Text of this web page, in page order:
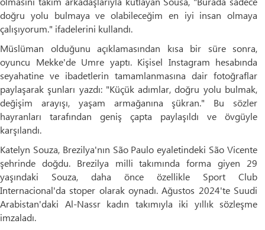
doğru yolu bulmaya ve olabileceğim en iyi insan olmaya
çalışıyorum." ifadelerini kullandı.
Müslüman olduğunu açıklamasından kısa bir süre sonra,
oyuncu Mekke'de Umre yaptı. Kişisel Instagram hesabında
seyahatine ve ibadetlerin tamamlanmasına dair fotoğraflar
paylaşarak şunları yazdı: "Küçük adımlar, doğru yolu bulmak,
değişim arayışı, yaşam armağanına şükran." Bu sözler
hayranları tarafından geniş çapta paylaşıldı ve övgüyle
karşılandı.
Katelyn Souza, Brezilya'nın São Paulo eyaletindeki São Vicente
şehrinde doğdu. Brezilya milli takımında forma giyen 29
yaşındaki Souza, daha önce özellikle Sport Club
Internacional'da stoper olarak oynadı. Ağustos 2024'te Suudi
Arabistan'daki Al-Nassr kadın takımıyla iki yıllık sözleşme
imzaladı.